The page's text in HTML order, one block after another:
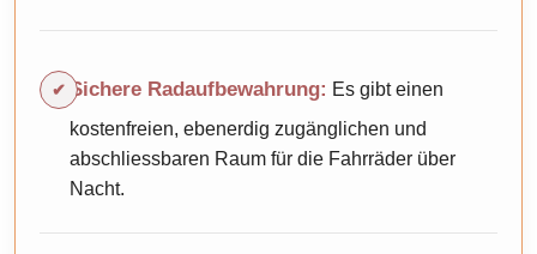
Sichere Radaufbewahrung: Es gibt einen
kostenfreien, ebenerdig zugänglichen und
abschliessbaren Raum für die Fahrräder über
Nacht.